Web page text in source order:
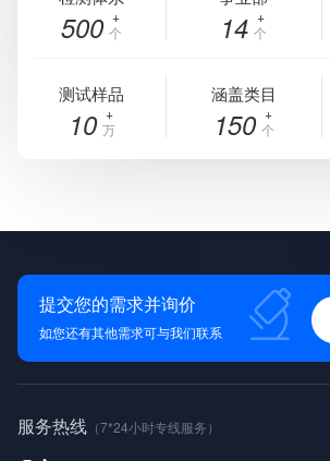
500 个 14 个
测试样品
10 万
涵盖类目
150 个
提交您的需求并询价
如您还有其他需求可与我们联系
服务热线 （7*24小时专线服务）